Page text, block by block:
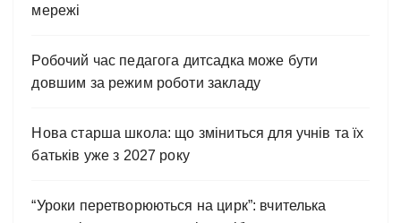
мережі
Робочий час педагога дитсадка може бути
довшим за режим роботи закладу
Нова старша школа: що зміниться для учнів та їх
батьків уже з 2027 року
“Уроки перетворюються на цирк”: вчителька